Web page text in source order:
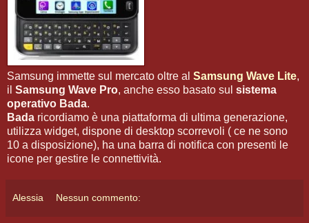
Samsung immette sul mercato oltre al Samsung Wave Lite,
il Samsung Wave Pro, anche esso basato sul sistema
operativo Bada.
Bada ricordiamo è una piattaforma di ultima generazione,
utilizza widget, dispone di desktop scorrevoli ( ce ne sono
10 a disposizione), ha una barra di notifica con presenti le
icone per gestire le connettività.
Alessia Nessun commento: